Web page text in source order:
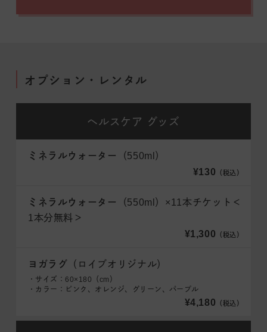
オプション・レンタル
ヘルスケア グッズ
ミネラルウォーター
（550ml）
¥130
（税込）
ミネラルウォーター
（550ml）×11本チケット＜
1本分無料＞
¥1,300
（税込）
ヨガラグ （ロイブオリジナル）
・サイズ：60×180（cm）
・カラー：ピンク、オレンジ、グリーン、パープル
¥4,180 （税込）